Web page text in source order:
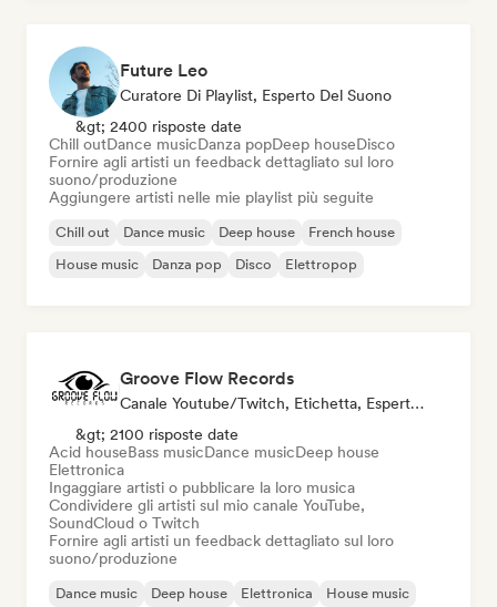
Future Leo
Curatore Di Playlist, Esperto Del Suono
&gt; 2400 risposte date
Chill outDance musicDanza popDeep houseDisco
Fornire agli artisti un feedback dettagliato sul loro
suono/produzione
Aggiungere artisti nelle mie playlist più seguite
Chill out Dance music Deep house
French house
House music
Danza pop Disco Elettropop
Groove Flow Records
Canale Youtube/Twitch, Etichetta, Esperto Del Suono
&gt; 2100 risposte date
Acid houseBass musicDance musicDeep house
Elettronica
Ingaggiare artisti o pubblicare la loro musica
Condividere gli artisti sul mio canale YouTube,
SoundCloud o Twitch
Fornire agli artisti un feedback dettagliato sul loro
suono/produzione
Dance music Deep house Elettronica
House music